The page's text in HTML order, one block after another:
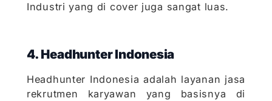
Industri yang di cover juga sangat luas.
4. Headhunter Indonesia
Headhunter Indonesia adalah layanan jasa
rekrutmen karyawan yang basisnya di